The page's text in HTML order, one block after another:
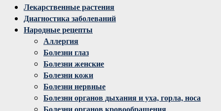
Facebook
Twitter
Instagram
YoutubeЛекарственные растения
Диагностика заболеваний
Народные рецепты
Аллергия
Болезни глаз
Болезни женские
Болезни кожи
Болезни нервные
Болезни органов дыхания и уха, горла, носа